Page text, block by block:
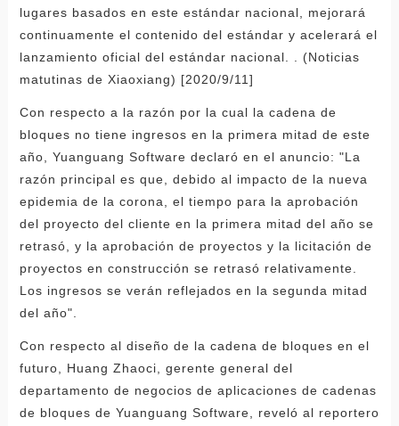
lugares basados ​​en este estándar nacional, mejorará
continuamente el contenido del estándar y acelerará el
lanzamiento oficial del estándar nacional. . (Noticias
matutinas de Xiaoxiang) [2020/9/11]
Con respecto a la razón por la cual la cadena de
bloques no tiene ingresos en la primera mitad de este
año, Yuanguang Software declaró en el anuncio: "La
razón principal es que, debido al impacto de la nueva
epidemia de la corona, el tiempo para la aprobación
del proyecto del cliente en la primera mitad del año se
retrasó, y la aprobación de proyectos y la licitación de
proyectos en construcción se retrasó relativamente.
Los ingresos se verán reflejados en la segunda mitad
del año".
Con respecto al diseño de la cadena de bloques en el
futuro, Huang Zhaoci, gerente general del
departamento de negocios de aplicaciones de cadenas
de bloques de Yuanguang Software, reveló al reportero